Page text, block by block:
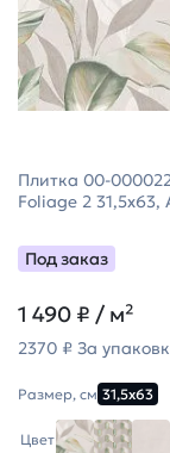
Плитка 00-
Foliage 2
Под заказ
1 490 ₽ / м²
2370 ₽ За
Размер, см 31,5х63
Цвет